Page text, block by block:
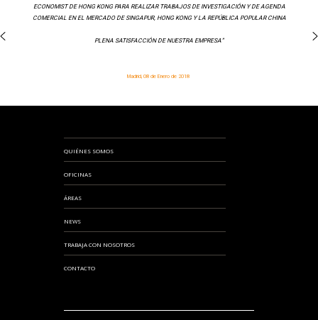
ECONOMIST DE HONG KONG PARA REALIZAR TRABAJOS DE INVESTIGACIÓN Y DE AGENDA
COMERCIAL EN EL MERCADO DE SINGAPUR, HONG KONG Y LA REPÚBLICA POPULAR CHINA
PLENA SATISFACCIÓN DE NUESTRA EMPRESA”
Madrid, 08 de Enero de 2018
QUIÉNES SOMOS
OFICINAS
ÁREAS
NEWS
TRABAJA CON NOSOTROS
CONTACTO